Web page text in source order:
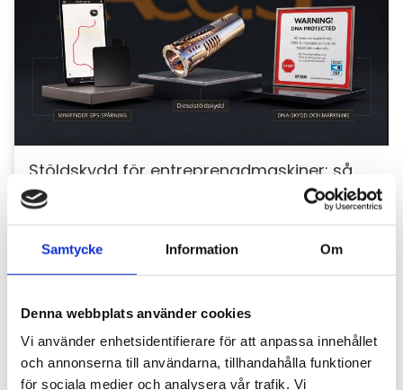
Samtycke Information Om
Denna webbplats använder cookies
Vi använder enhetsidentifierare för att anpassa innehållet
och annonserna till användarna, tillhandahålla funktioner
för sociala medier och analysera vår trafik. Vi
Stöldskydd för entreprenadmaskiner: så
skyddar du din maskin och utrustning
För entreprenörer är maskinerna hjärtat i
verksamheten. Därför är det viktigt att skydda dem
mot stölder och skador som kan orsaka kostsamma
avbrott....